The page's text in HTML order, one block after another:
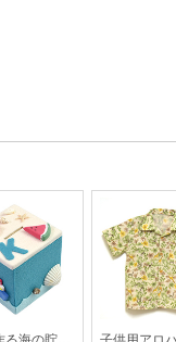
粘土で作る海の貯金箱